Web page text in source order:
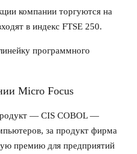
компании торгуются на
в индекс FTSE 250.
программного
Micro Focus
— CIS COBOL —
за продукт фирма
премию для предприятий